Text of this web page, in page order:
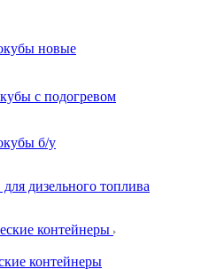
новые
с подогревом
б/у
дизельного топлива
контейнеры
контейнеры